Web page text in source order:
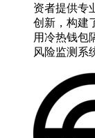
资者提供专
创新，构建
用冷热钱包
风险监测系